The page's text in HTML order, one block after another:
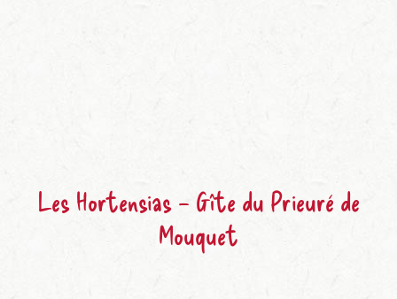
Les Hortensias – Gîte du Prieuré de
Mouquet